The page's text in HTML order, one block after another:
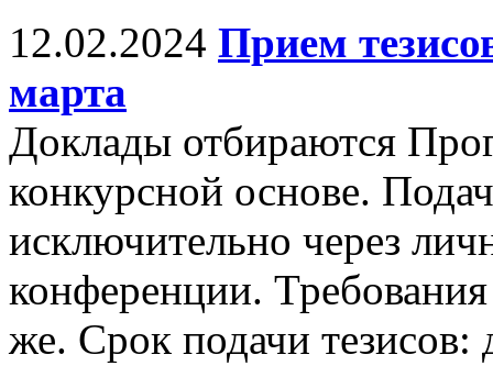
12.02.2024 Прием
марта
Доклады отбираются
конкурсной основе.
исключительно через
конференции.
же. Срок подачи тезисов: